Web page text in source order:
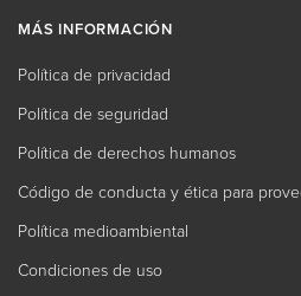
MÁS INFORMACIÓN
Política de privacidad
Política de seguridad
Política de derechos humanos
Código de conducta y ética para
Política medioambiental
Condiciones de uso